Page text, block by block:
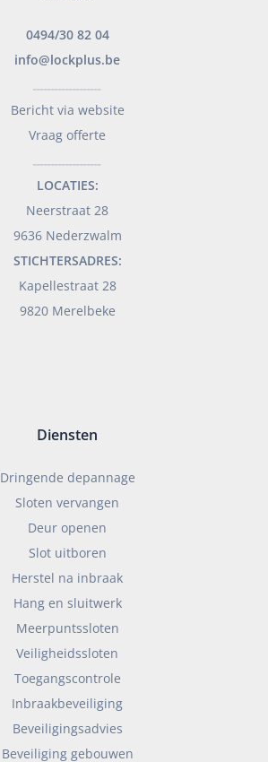
0494/30 82 04
info@lockplus.be
Bericht via website
Vraag offerte
LOCATIES:
Neerstraat 28
9636 Nederzwalm
STICHTERSADRES:
Kapellestraat 28
9820 Merelbeke
Diensten
Dringende depannage
Sloten vervangen
Deur openen
Slot uitboren
Herstel na inbraak
Hang en sluitwerk
Meerpuntssloten
Veiligheidssloten
Toegangscontrole
Inbraakbeveiliging
Beveiligingsadvies
Beveiliging gebouwen